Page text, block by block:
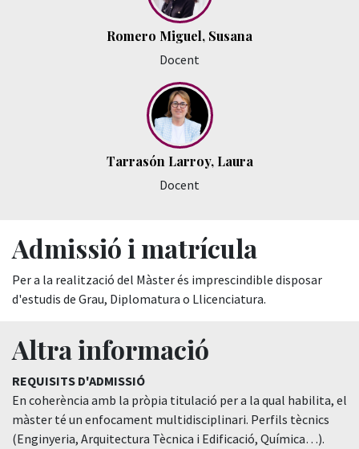
Romero Miguel, Susana
Docent
Tarrasón Larroy, Laura
Docent
Admissió i matrícula
Per a la realització del Màster és imprescindible disposar
d'estudis de Grau, Diplomatura o Llicenciatura.
Altra informació
REQUISITS D'ADMISSIÓ
En coherència amb la pròpia titulació per a la qual habilita, el
màster té un enfocament multidisciplinari. Perfils tècnics
(Enginyeria, Arquitectura Tècnica i Edificació, Química…).